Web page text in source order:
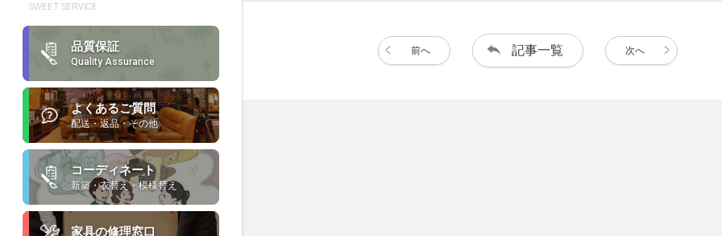
SWEET SERVICE
品質保証
Quality Assurance
よくあるご質問
配送・返品・その他
コーディネート
新築・衣替え・模様替え
家具の修理窓口
前へ 記事一覧 次へ